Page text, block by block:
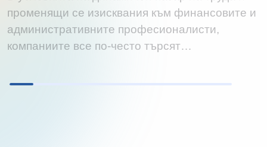
променящи се изисквания към финансовите и
административните професионалисти,
компаниите все по-често търсят…